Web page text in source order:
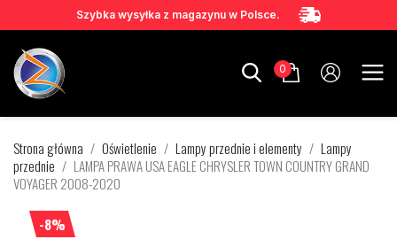
Szybka wysyłka z magazynu w Polsce.
0
Strona główna Oświetlenie Lampy przednie i elementy
Lampy
przednie
LAMPA PRAWA USA EAGLE CHRYSLER TOWN COUNTRY GRAND
VOYAGER 2008-2020
-8%